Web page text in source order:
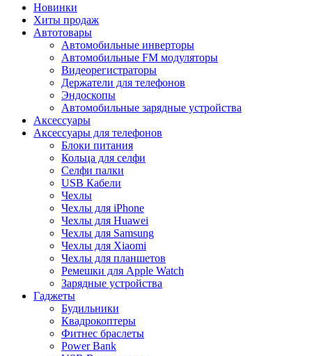
Новинки
Хиты продаж
Автотовары
Автомобильные инверторы
Автомобильные FM модуляторы
Видеорегистраторы
Держатели для телефонов
Эндоскопы
Автомобильные зарядные устройства
Аксессуары
Аксессуары для телефонов
Блоки питания
Кольца для селфи
Селфи палки
USB Кабели
Чехлы
Чехлы для iPhone
Чехлы для Huawei
Чехлы для Samsung
Чехлы для Xiaomi
Чехлы для планшетов
Ремешки для Apple Watch
Зарядные устройства
Гаджеты
Будильники
Квадрокоптеры
Фитнес браслеты
Power Bank